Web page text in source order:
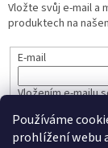
Používáme
prohlížení webu
Vložte svůj e-mail a
produktech na
E-mail
Vložením e-mailu
PŘIHLÁSIT SE